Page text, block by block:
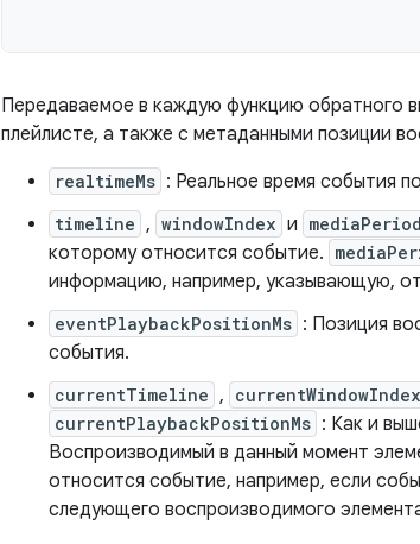
Передаваемое в каждую функцию обратного
плейлисте, а также с метаданными позиции
realtimeMs : Реальное время события
timeline , windowIndex и
которому относится событие.
информацию, например, указывающую,
eventPlaybackPositionMs : Позиция
события.
currentTimeline , currentWindowIndex
currentPlaybackPositionMs : Как и
Воспроизводимый в данный момент
относится событие, например, если
следующего воспроизводимого